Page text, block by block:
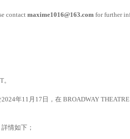
contactmaxime1016@163.com for further
。
2024年11 月 17 日，在 BROADWAY THEATRE
情如下；